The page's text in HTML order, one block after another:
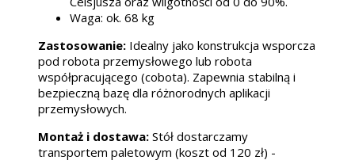
Waga: ok. 68 kg
Zastosowanie: Idealny jako konstrukcja wsporcza
pod robota przemysłowego lub robota
współpracującego (cobota). Zapewnia stabilną i
bezpieczną bazę dla różnorodnych aplikacji
przemysłowych.
Montaż i dostawa: Stół dostarczamy
transportem paletowym (koszt od 120 zł) -